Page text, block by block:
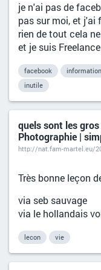
je n'ai pas de
pas sur moi, et j'ai
rien de tout cela
et je suis
facebook information
inutile
quels sont les
Photographie |
http://nat.fam-martel.eu/
Très bonne leçon
via seb sauvage
via le hollandais
lecon vie